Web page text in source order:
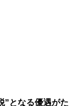
”となる優遇がた